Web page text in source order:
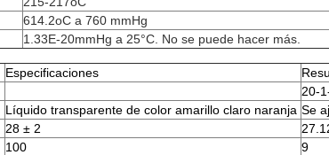
614.2oC a 760 mmHg
1.33E-20mmHg a 25°C. No se puede hacer más.
Especificaciones
20-
Líquido transparente de color amarillo claro naranja Se
28 ± 2
100
9